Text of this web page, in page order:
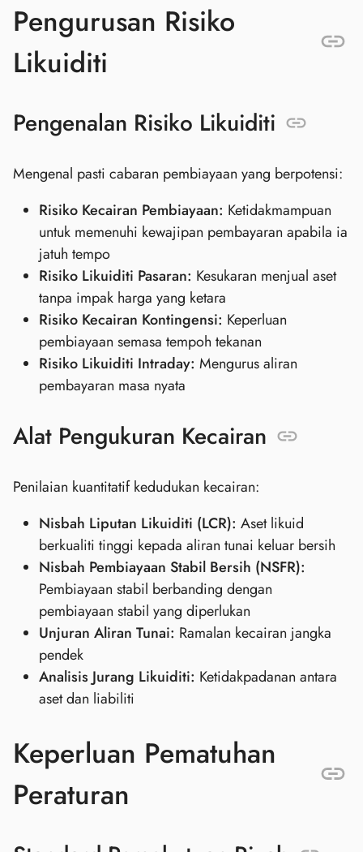
Pengurusan Risiko
Likuiditi
Pengenalan Risiko Likuiditi
Mengenal pasti cabaran pembiayaan yang berpotensi:
Risiko Kecairan Pembiayaan: Ketidakmampuan
untuk memenuhi kewajipan pembayaran apabila ia
jatuh tempo
Risiko Likuiditi Pasaran: Kesukaran menjual aset
tanpa impak harga yang ketara
Risiko Kecairan Kontingensi: Keperluan
pembiayaan semasa tempoh tekanan
Risiko Likuiditi Intraday: Mengurus aliran
pembayaran masa nyata
Alat Pengukuran Kecairan
Penilaian kuantitatif kedudukan kecairan:
Nisbah Liputan Likuiditi (LCR): Aset likuid
berkualiti tinggi kepada aliran tunai keluar bersih
Nisbah Pembiayaan Stabil Bersih (NSFR):
Pembiayaan stabil berbanding dengan
pembiayaan stabil yang diperlukan
Unjuran Aliran Tunai: Ramalan kecairan jangka
pendek
Analisis Jurang Likuiditi: Ketidakpadanan antara
aset dan liabiliti
Keperluan Pematuhan
Peraturan